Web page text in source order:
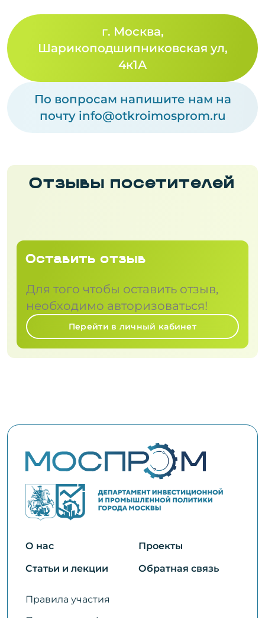
г. Москва,
Шарикоподшипниковская ул,
4к1А
По вопросам напишите нам на
почту info@otkroimosprom.ru
Отзывы посетителей
Оставить отзыв
Для того чтобы оставить отзыв,
необходимо авторизоваться!
Перейти в личный кабинет
О нас
Проекты
Статьи и лекции
Обратная связь
Правила участия